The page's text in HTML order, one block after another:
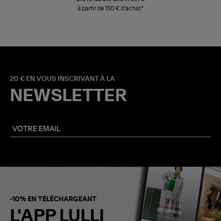
à partir de 150 € d'achat*
20 € EN VOUS INSCRIVANT À LA
NEWSLETTER
-10% EN TÉLÉCHARGEANT
L'APP LULLI